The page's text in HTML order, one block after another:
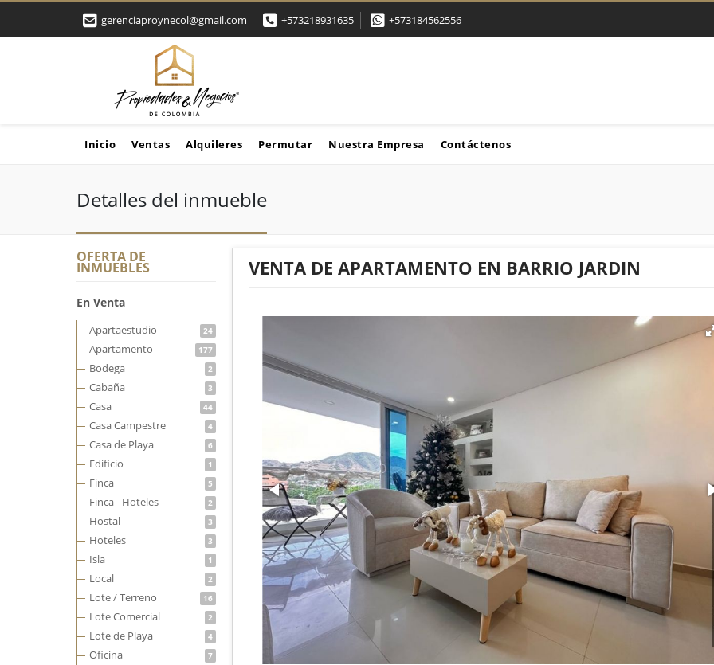
gerenciaproynecol@gmail.com +573218931635 +573184562556
Inicio Ventas Alquileres Permutar Nuestra Empresa Contáctenos
Detalles del inmueble
OFERTA DE
INMUEBLES
En Venta
Apartaestudio 24
Apartamento 177
Bodega 2
Cabaña 3
Casa 44
Casa Campestre 4
Casa de Playa 6
Edificio 1
Finca 5
Finca - Hoteles 2
Hostal 3
Hoteles 3
Isla 1
Local 2
Lote / Terreno 16
Lote Comercial 2
Lote de Playa 4
Oficina 7
VENTA DE APARTAMENTO EN BARRIO JARDIN